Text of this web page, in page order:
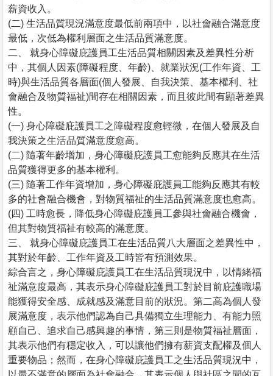
薪資收入。
(二) 生活品質現況滿意度最低前兩項中，以社會融合滿意度
最低，次低為權利層面之生活品質滿意度。
二、 就身心障礙庇護員工生活品質相關因素及差異性分析
中，其個人因素(障礙程度、年齡)、就業狀況(工作年資、工
時)與生活品質各層面(個人發展、自我決策、基本權利、社
會融合及物質福祉)間存在相關因素，而且彼此間有顯著差異
性。
(一) 身心障礙庇護員工之障礙程度愈輕微，在個人發展及自
我決策之生活品質滿意度愈高。
(二) 隨著年齡增加，身心障礙庇護員工愈能夠反應其在生活
品質獲得更多的基本權利。
(三) 隨著工作年資增加，身心障礙庇護員工能夠反應其有較
多的社會融合機會，對物質福祉的生活品質滿意度也愈高。
(四) 工時愈長，降低身心障礙庇護員工參與社會融合機會，
但其對物質福祉有較高的滿意度。
三、 就身心障礙庇護員工在生活品質八大層面之差異性中，
其對於年齡、工作年資及工時皆有預測效果。
綜合言之，身心障礙庇護員工在生活品質現況中，以情緒福
祉滿意度最高，其表示身心障礙庇護員工對於目前庇護職場
能獲得安全感、成就感及滿意目前的狀況。第二高為個人發
展滿意度，表示他們認為自己具備獨立生理能力、有能力照
顧自己、追求自己感興趣的事情，第三則是物質福祉層面，
其表示他們有穩定收入，可以讓他們擁有薪資支配權及個人
重要物品；然而，在身心障礙庇護員工之生活品質現況中，